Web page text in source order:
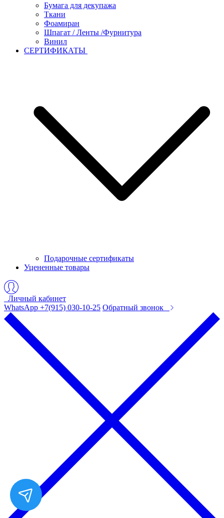
Бумага для декупажа
Ткани
Фоамиран
Шпагат / Ленты /Фурнитура
Винил
СЕРТИФИКАТЫ
Подарочные сертификаты
Уцененные товары
Личный кабинет
WhatsApp +7(915) 030-10-25 Обратный звонок